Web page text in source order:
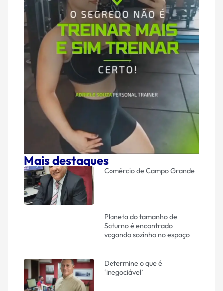
Mais destaques
Comércio de Campo Grande
Planeta do tamanho de
Saturno é encontrado
vagando sozinho no espaço
Determine o que é
‘inegociável’